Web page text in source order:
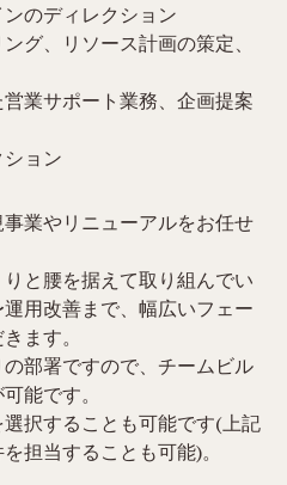
のディレクション
グ、リソース計画の策定、
業サポート業務、企画提案
ョン
業やリニューアルをお任せ
と腰を据えて取り組んでい
用改善まで、幅広いフェー
ます。
部署ですので、チームビル
能です。
択することも可能です(上記
担当することも可能)。